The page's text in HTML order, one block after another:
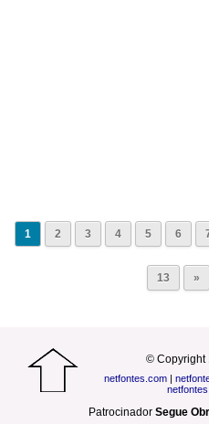
1 2 3 4 5 6
13 »
© Copyright
netfontes.com |
Patrocinador Segue